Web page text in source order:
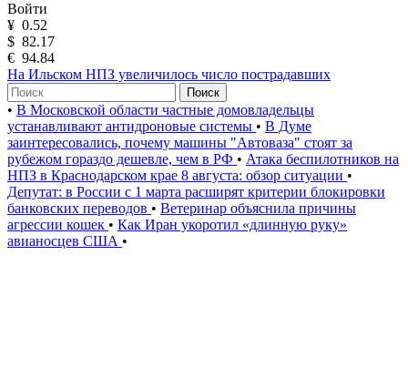
Войти
¥ 0.52
$ 82.17
€ 94.84
На Ильском НПЗ увеличилось число пострадавших
Поиск
• В Московской области частные домовладельцы
устанавливают антидроновые системы • В Думе
заинтересовались, почему машины "Автоваза" стоят за
рубежом гораздо дешевле, чем в РФ • Атака беспилотников на
НПЗ в Краснодарском крае 8 августа: обзор ситуации •
Депутат: в России с 1 марта расширят критерии блокировки
банковских переводов • Ветеринар объяснила причины
агрессии кошек • Как Иран укоротил «длинную руку»
авианосцев США •